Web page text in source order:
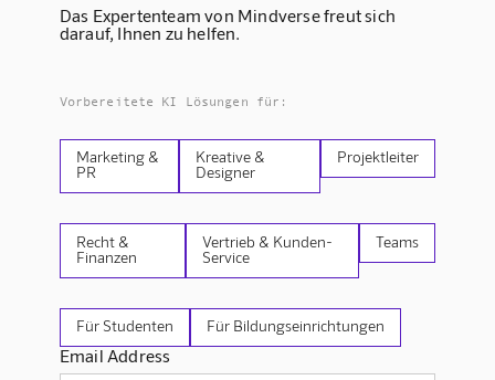
Das Expertenteam von Mindverse freut sich
darauf, Ihnen zu helfen.
Vorbereitete KI Lösungen für:
Marketing &
PR
Kreative &
Designer
Projektleiter
Recht &
Finanzen
Vertrieb & Kunden-
Service
Teams
Für Studenten Für Bildungseinrichtungen
Email Address